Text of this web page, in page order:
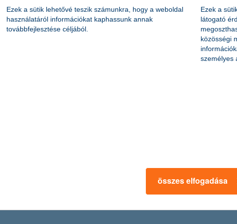
nevű programot, hogy segítsen a 13 és 26 év közötti fiataloknak
gondolkodjanak a jövőjükről – legyen szó a leendő karrierjükről vagy a
Ezek a sütik lehetővé teszik számunkra, hogy a weboldal
használatáról információkat kaphassunk annak
továbbfejlesztése céljából.
Ezek a
látogató
közösségi
személyes
összes elfogadása